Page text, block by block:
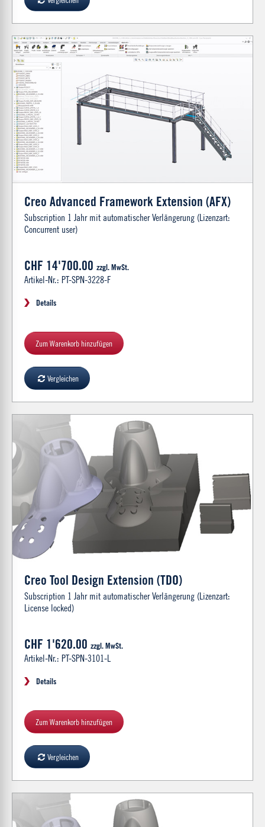
Creo Advanced Framework Extension (AFX)
Subscription 1 Jahr mit automatischer Verlängerung (Lizenzart:
Concurrent user)
CHF 14'700.00 zzgl. MwSt.
Artikel-Nr.: PT-SPN-3228-F
Details
Zum Warenkorb hinzufügen
Vergleichen
Creo Tool Design Extension (TDO)
Subscription 1 Jahr mit automatischer Verlängerung (Lizenzart:
License locked)
CHF 1'620.00 zzgl. MwSt.
Artikel-Nr.: PT-SPN-3101-L
Details
Zum Warenkorb hinzufügen
Vergleichen